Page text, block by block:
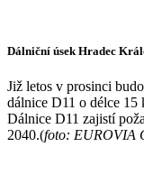
Dálniční úsek Hradec
Již letos v prosinci
dálnice D11 o délce
Dálnice D11 zajistí
2040.(foto: EUROVIA